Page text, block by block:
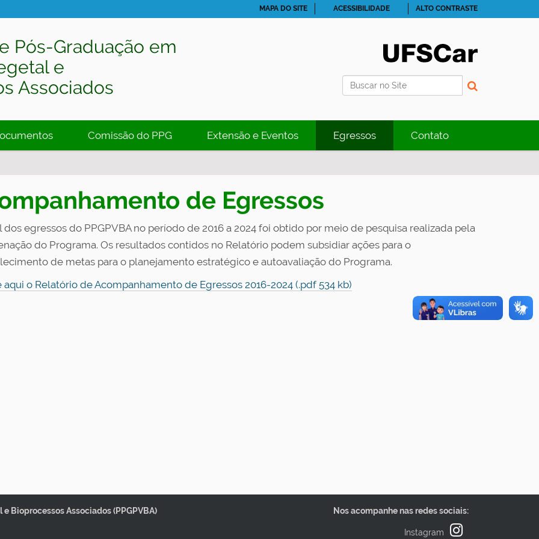
Pós-Graduação em
e
Associados
Busca
MAPA DO SITE ACESSIBILIDADE ALTO CONTRASTE
Comissão do PPG Extensão e Eventos Egressos Contato
de Egressos
dos egressos do PPGPVBA no período de 2016 a 2024 foi obtido por meio de pesquisa realizada pela
do Programa. Os resultados contidos no Relatório podem subsidiar ações para o
de metas para o planejamento estratégico e autoavaliação do Programa.
aqui o Relatório de Acompanhamento de Egressos 2016-2024 (.pdf 534 kb)
Bioprocessos Associados (PPGPVBA)
Nos acompanhe nas redes sociais:
Instagram